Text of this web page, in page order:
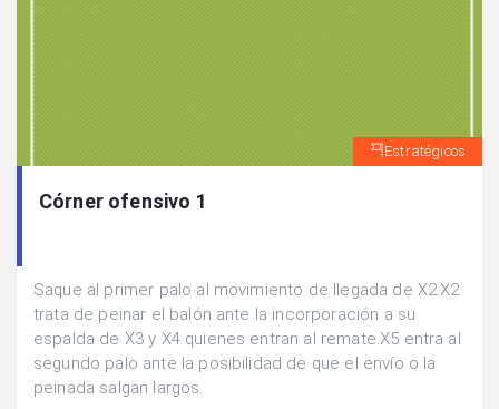
Estratégicos
Córner ofensivo 1
Saque al primer palo al movimiento de llegada de X2.X2
trata de peinar el balón ante la incorporación a su
espalda de X3 y X4 quienes entran al remate.X5 entra al
segundo palo ante la posibilidad de que el envío o la
peinada salgan largos.